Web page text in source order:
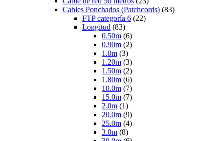
Cables Ponchados (Patchcords) (83)
FTP categoría 6 (22)
Longitud (83)
0.50m (6)
0.90m (2)
1.0m (3)
1.20m (3)
1.50m (2)
1.80m (6)
10.0m (7)
15.0m (7)
2.0m (1)
20.0m (9)
25.0m (4)
3.0m (8)